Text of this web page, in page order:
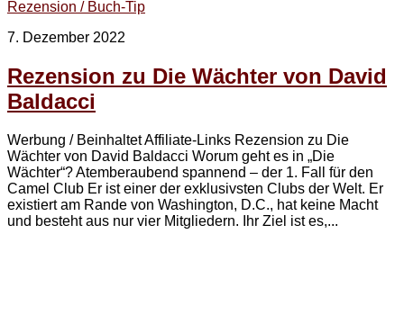
Rezension / Buch-Tip
7. Dezember 2022
Rezension zu Die Wächter von David
Baldacci
Werbung / Beinhaltet Affiliate-Links Rezension zu Die
Wächter von David Baldacci Worum geht es in „Die
Wächter“? Atemberaubend spannend – der 1. Fall für den
Camel Club Er ist einer der exklusivsten Clubs der Welt. Er
existiert am Rande von Washington, D.C., hat keine Macht
und besteht aus nur vier Mitgliedern. Ihr Ziel ist es,...